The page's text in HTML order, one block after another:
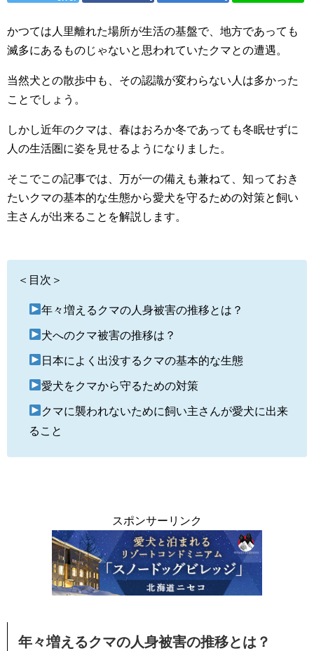
かつては人里離れた場所が生活の基盤で、地方であっても
滅多にあるものじゃないと思われていたクマとの遭遇。
当然犬との散歩中も、その認識が変わらない人は多かった
ことでしょう。
しかし近年のクマは、春はおろか冬であっても冬眠せずに
人の生活圏に姿を見せるようになりました。
そこでこの記事では、万が一の備えも兼ねて、知っておき
たいクマの基本的な生態から愛犬を守るための対策と飼い
主さんが出来ることを解説します。
＜目次＞
年々増えるクマの人身被害の推移とは？
犬へのクマ被害の推移は？
日本によく出没するクマの基本的な生態
愛犬をクマから守るための対策
クマに襲われないために飼い主さんが愛犬に出来
ること
スポンサーリンク
年々増えるクマの人身被害の推移とは？